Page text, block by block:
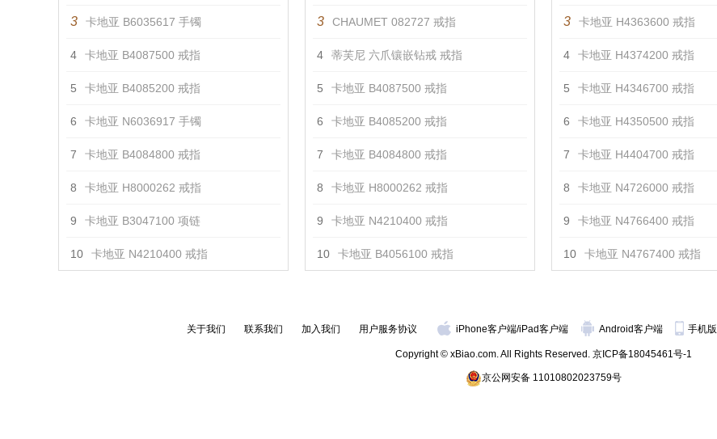
3 卡地亚 B6035617 手镯
4 卡地亚 B4087500 戒指
5 卡地亚 B4085200 戒指
6 卡地亚 N6036917 手镯
7 卡地亚 B4084800 戒指
8 卡地亚 H8000262 戒指
9 卡地亚 B3047100 项链
10 卡地亚 N4210400 戒指
3 CHAUMET 082727 戒指
4 蒂芙尼 六爪镶嵌钻戒 戒指
5 卡地亚 B4087500 戒指
6 卡地亚 B4085200 戒指
7 卡地亚 B4084800 戒指
8 卡地亚 H8000262 戒指
9 卡地亚 N4210400 戒指
10 卡地亚 B4056100 戒指
3 卡地亚 H4363600 戒指
4 卡地亚 H4374200 戒指
5 卡地亚 H4346700 戒指
6 卡地亚 H4350500 戒指
7 卡地亚 H4404700 戒指
8 卡地亚 N4726000 戒指
9 卡地亚 N4766400 戒指
10 卡地亚 N4767400 戒指
关于我们 联系我们 加入我们 用户服务协议 iPhone客户端/iPad客户端 Android客户端 手机版
Copyright © xBiao.com. All Rights Reserved. 京ICP备18045461号-1
京公网安备 11010802023759号